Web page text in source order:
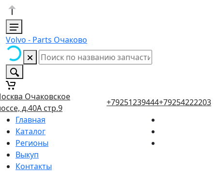
Volvo - Parts Очаково
Очаковское
д.40А стр.9
+79251239444+79254222203
Главная
Каталог
Регионы
Выкуп
Контакты